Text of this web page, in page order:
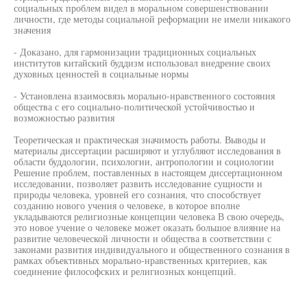
социальных проблем видел в моральном совершенствовании
личности, где методы социальной реформации не имели никакого
значения
- Доказано, для гармонизации традиционных социальных
институтов китайский буддизм использовал внедрение своих
духовных ценностей в социальные нормы
- Установлена взаимосвязь морально-нравственного состояния
общества с его социально-политической устойчивостью и
возможностью развития
Теоретическая и практическая значимость работы. Выводы и
материалы диссертации расширяют и углубляют исследования в
области буддологии, психологии, антропологии и социологии
Решение проблем, поставленных в настоящем диссертационном
исследовании, позволяет развить исследование сущности и
природы человека, уровней его сознания, что способствует
созданию нового учения о человеке, в которое вполне
укладываются религиозные концепции человека В свою очередь,
это новое учение о человеке может оказать большое влияние на
развитие человеческой личности и общества в соответствии с
законами развития индивидуального и общественного сознания в
рамках объективных морально-нравственных критериев, как
соединение философских и религиозных концепций.